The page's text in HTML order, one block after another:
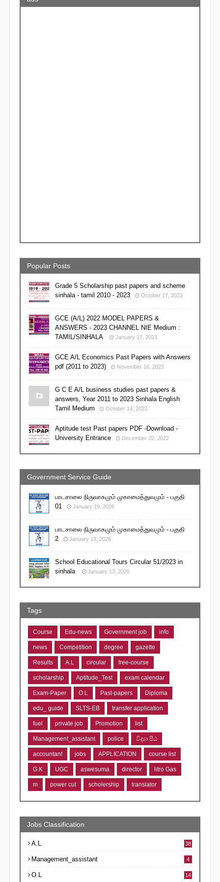
Popular Posts
Grade 5 Scholarship past papers and scheme
sinhala - tamil 2010 - 2023
October 17, 2023
GCE (A/L) 2022 MODEL PAPERS &
ANSWERS - 2023 CHANNEL NIE Medium :
TAMIL/SINHALA
January 17, 2023
GCE A/L Economics Past Papers with Answers
pdf (2011 to 2023)
November 16, 2023
G C E A/L business studies past papers &
answers, Year 2011 to 2023 Sinhala English
Tamil Medium
October 14, 2023
Aptitude test Past papers PDF -Download -
University Entrance
December 20, 2022
Government Service Guide
பாடசாலை நிருவாகமும் முகாமைத்துவமும் - பகுதி
01
January 19, 2026
பாடசாலை நிருவாகமும் முகாமைத்துவமும் - பகுதி
2
January 19, 2026
School Educational Tours Circular 51/2023 in
sinhala
January 13, 2026
Tags
Course Edu-news Government job info
news Competition degree gazette
Results A.L circular free-course
scholarship Aptitude_Test exam calendar
Exam-Paper O.L Past-papers Diploma
edu_ guide SLTS-EB transfer application
fuel private job Promotion list
Management_assistant police විද්‍යා පීඨ
accountant jobs APPLICATION course list
G.K UGC aswesuma director litro Gas
m power cut scholership translator
Jobs Classification
A.L 38
Management_assistant 4
O.L 14